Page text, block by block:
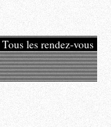
Tous les rendez-vous